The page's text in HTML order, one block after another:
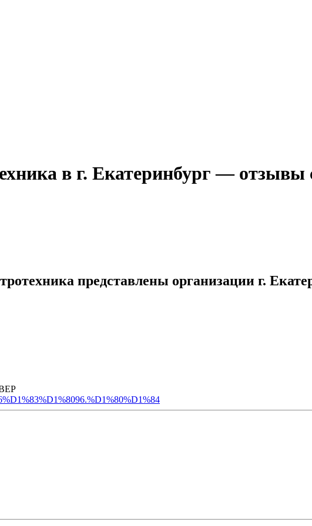
в г. Екатеринбург — отзывы
представлены организации г.